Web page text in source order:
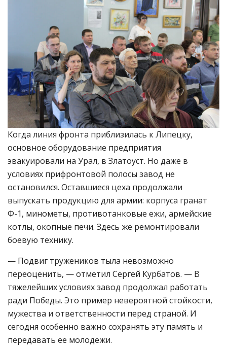
Когда линия фронта приблизилась к Липецку,
основное оборудование предприятия
эвакуировали на Урал, в Златоуст. Но даже в
условиях прифронтовой полосы завод не
остановился. Оставшиеся цеха продолжали
выпускать продукцию для армии: корпуса гранат
Ф-1, минометы, противотанковые ежи, армейские
котлы, окопные печи. Здесь же ремонтировали
боевую технику.
— Подвиг тружеников тыла невозможно
переоценить, — отметил Сергей Курбатов. — В
тяжелейших условиях завод продолжал работать
ради Победы. Это пример невероятной стойкости,
мужества и ответственности перед страной. И
сегодня особенно важно сохранять эту память и
передавать ее молодежи.